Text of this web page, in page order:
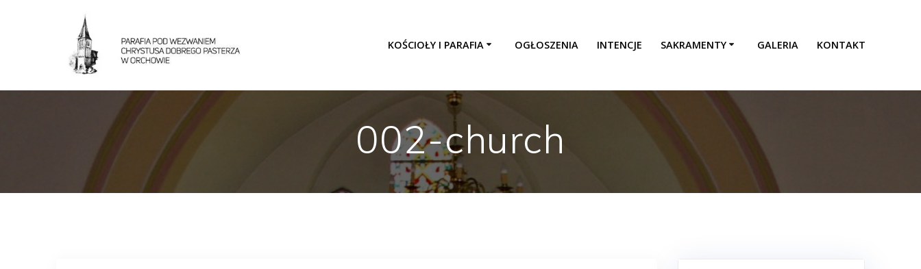
KOŚCIOŁY I PARAFIA OGŁOSZENIA INTENCJE SAKRAMENTY GALERIA KONTAKT
002-church